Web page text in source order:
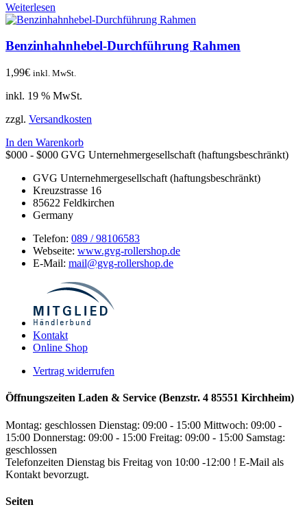
Weiterlesen
Benzinhahnhebel-Durchführung Rahmen
1,99€ inkl. MwSt.
inkl. 19 % MwSt.
zzgl. Versandkosten
In den Warenkorb
$000 - $000 GVG Unternehmergesellschaft (haftungsbeschränkt)
GVG Unternehmergesellschaft (haftungsbeschränkt)
Kreuzstrasse 16
85622 Feldkirchen
Germany
Telefon: 089 / 98106583
Webseite: www.gvg-rollershop.de
E-Mail: mail@gvg-rollershop.de
Kontakt
Online Shop
Vertrag widerrufen
Öffnungszeiten Laden & Service (Benzstr. 4 85551 Kirchheim)
Montag: geschlossen Dienstag: 09:00 - 15:00 Mittwoch: 09:00 -
15:00 Donnerstag: 09:00 - 15:00 Freitag: 09:00 - 15:00 Samstag:
geschlossen
Telefonzeiten Dienstag bis Freitag von 10:00 -12:00 ! E-Mail als
Kontakt bevorzugt.
Seiten